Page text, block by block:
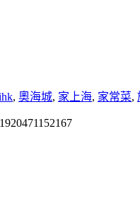
, 奧海城, 家上海, 家常菜,